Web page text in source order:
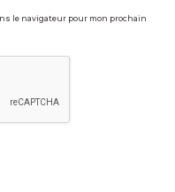
le navigateur pour mon prochain